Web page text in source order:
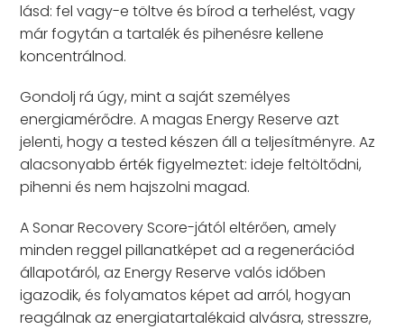
lásd: fel vagy-e töltve és bírod a terhelést, vagy
már fogytán a tartalék és pihenésre kellene
koncentrálnod.
Gondolj rá úgy, mint a saját személyes
energiamérődre. A magas Energy Reserve azt
jelenti, hogy a tested készen áll a teljesítményre. Az
alacsonyabb érték figyelmeztet: ideje feltöltődni,
pihenni és nem hajszolni magad.
A Sonar Recovery Score-jától eltérően, amely
minden reggel pillanatképet ad a regenerációd
állapotáról, az Energy Reserve valós időben
igazodik, és folyamatos képet ad arról, hogyan
reagálnak az energiatartalékaid alvásra, stresszre,